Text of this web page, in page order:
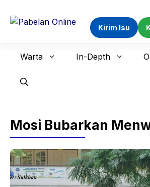
Kirim Isu
Warta In-Depth
Mosi Bubarkan